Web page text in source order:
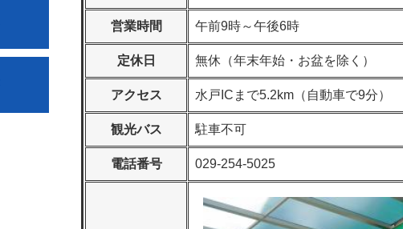
営業時間 午前9時～午後6時
定休日 無休（年末年始・お盆を除く）
アクセス 水戸ICまで5.2km（自動車で9分）
観光バス 駐車不可
電話番号 029-254-5025